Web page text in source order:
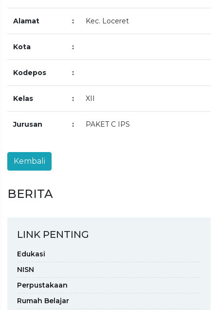
Alamat : Kec. Loceret
Kota :
Kodepos :
Kelas : XII
Jurusan : PAKET C IPS
BERITA
LINK PENTING
Edukasi
NISN
Perpustakaan
Rumah Belajar